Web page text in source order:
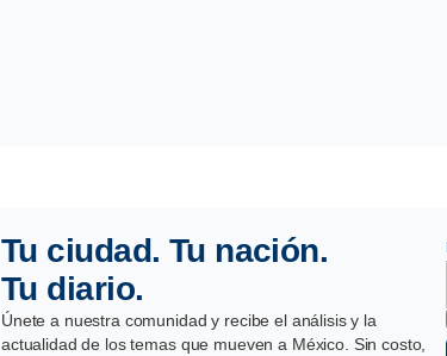
Tu ciudad. Tu nación.
Tu diario.
Únete a nuestra comunidad y recibe el análisis y la
actualidad de los temas que mueven a México. Sin costo,